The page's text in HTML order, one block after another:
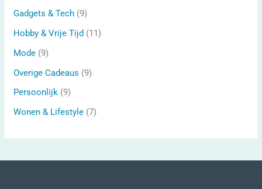
Gadgets & Tech (9)
Hobby & Vrije Tijd (11)
Mode (9)
Overige Cadeaus (9)
Persoonlijk (9)
Wonen & Lifestyle (7)